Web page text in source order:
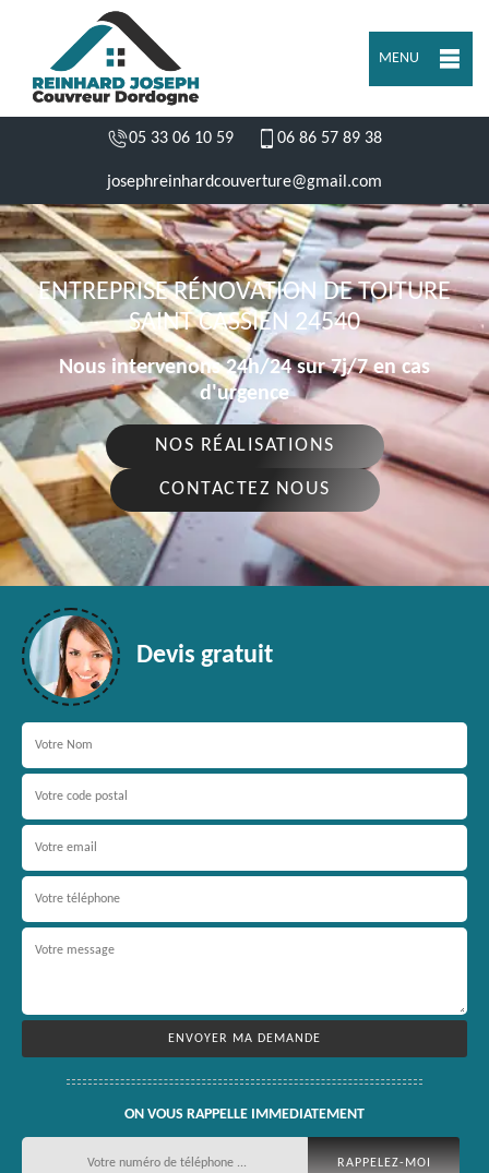
MENU
05 33 06 10 59 06 86 57 89 38
josephreinhardcouverture@gmail.com
ENTREPRISE RÉNOVATION DE TOITURE
SAINT CASSIEN 24540
Nous intervenons 24h/24 sur 7j/7 en cas
d'urgence
NOS RÉALISATIONS
CONTACTEZ NOUS
Devis gratuit
ON VOUS RAPPELLE IMMEDIATEMENT